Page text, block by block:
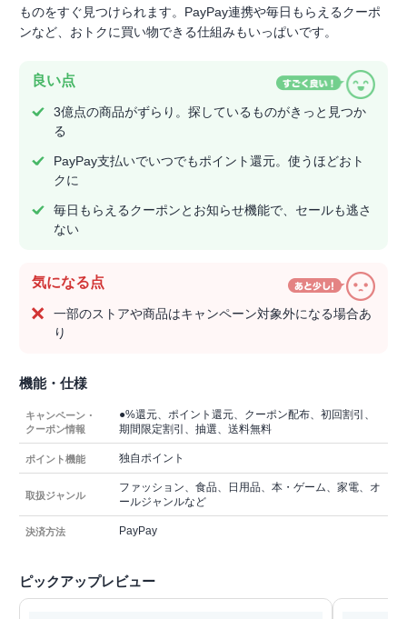
ものをすぐ見つけられます。PayPay連携や毎日もらえるクーポ
ンなど、おトクに買い物できる仕組みもいっぱいです。
良い点
3億点の商品がずらり。探しているものがきっと見つか
る
PayPay支払いでいつでもポイント還元。使うほどおト
クに
毎日もらえるクーポンとお知らせ機能で、セールも逃さ
ない
気になる点
一部のストアや商品はキャンペーン対象外になる場合あ
り
機能・仕様
キャンペーン・
クーポン情報
●%還元、ポイント還元、クーポン配布、初回割引、
期間限定割引、抽選、送料無料
ポイント機能 独自ポイント
取扱ジャンル
ファッション、食品、日用品、本・ゲーム、家電、オ
ールジャンルなど
決済方法 PayPay
ピックアップレビュー